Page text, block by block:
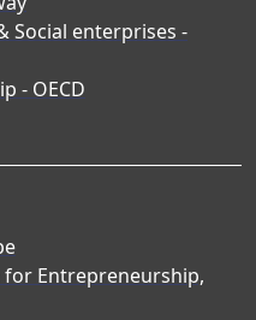
Social enterprises -
- OECD
for Entrepreneurship,